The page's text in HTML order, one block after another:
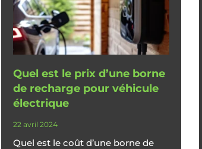
Quel est le prix d’une borne
de recharge pour véhicule
électrique
22 avril 2024
Quel est le coût d’une borne de